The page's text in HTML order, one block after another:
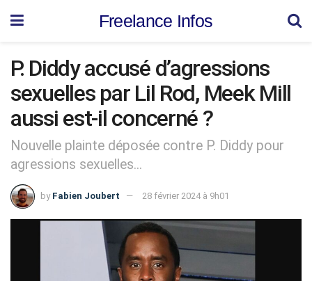
Freelance Infos
P. Diddy accusé d’agressions
sexuelles par Lil Rod, Meek Mill
aussi est-il concerné ?
Nouvelle plainte déposée contre P. Diddy pour
agressions sexuelles...
by Fabien Joubert 28 février 2024 à 9h01